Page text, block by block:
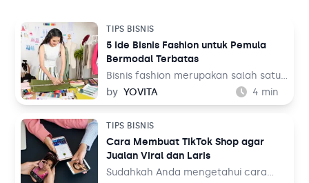
TIPS BISNIS
5 Ide Bisnis Fashion untuk Pemula
Bermodal Terbatas
Bisnis fashion merupakan salah satu
bisnis yang tak akan pernah mati.
Sebab, pada dasarnya setiap orang
kehidupan sehari-hari mereka, baik
untuk bekerja maupun aktivitas
lainnya. Tentu ini jadi peluang bisnis
yang menjanjikan dari waktu ke
by YOVITA 4 min
TIPS BISNIS
Cara Membuat TikTok Shop agar
Jualan Viral dan Laris
Sudahkah Anda mengetahui cara